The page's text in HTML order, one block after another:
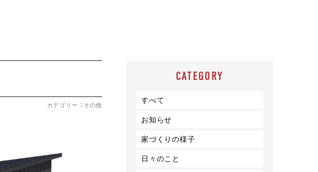
モデルハウス
クオリティ
お知らせ
カテゴリー ： その他
CATEGORY
すべて
お知らせ
家づくりの様子
日々のこと